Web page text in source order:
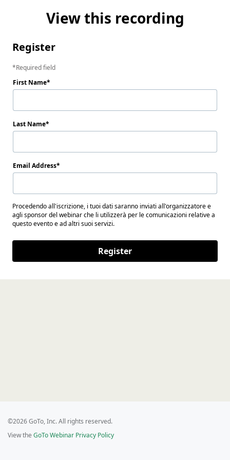
View this recording
Register
Required field
First Name
Last Name
Email Address
Procedendo all'iscrizione, i tuoi dati saranno inviati all'organizzatore e
agli sponsor del webinar che li utilizzerà per le comunicazioni relative a
questo evento e ad altri suoi servizi.
Register
©2026 GoTo, Inc. All rights reserved.
View the GoTo Webinar Privacy Policy